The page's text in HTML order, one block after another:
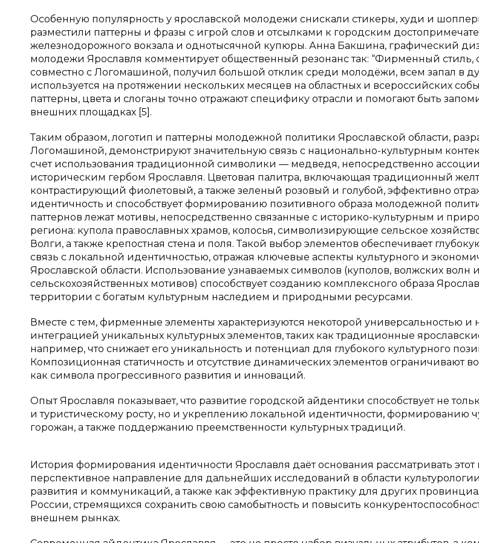
Особенную популярность у ярославской молодежи снискали стикеры, худи и
разместили паттерны и фразы с игрой слов и отсылками к городским
железнодорожного вокзала и однотысячной купюры. Анна Бакшина, графический
молодежи Ярославля комментирует общественный резонанс так: “Фирменный стиль,
совместно с Логомашиной, получил большой отклик среди молодёжи, всем запал в
используется на протяжении нескольких месяцев на областных и всероссийских
паттерны, цвета и слоганы точно отражают специфику отрасли и помогают быть
внешних площадках [5].
Таким образом, логотип и паттерны молодежной политики Ярославской области,
Логомашиной, демонстрируют значительную связь с национально-культурным
счет использования традиционной символики — медведя, непосредственно
историческим гербом Ярославля. Цветовая палитра, включающая традиционный
контрастирующий фиолетовый, а также зеленый розовый и голубой, эффективно
идентичность и способствует формированию позитивного образа молодежной
паттернов лежат мотивы, непосредственно связанные с историко-культурным и
региона: купола православных храмов, колосья, символизирующие сельское
Волги, а также крепостная стена и поля. Такой выбор элементов обеспечивает
связь с локальной идентичностью, отражая ключевые аспекты культурного и
Ярославской области. Использование узнаваемых символов (куполов, волжских волн и
сельскохозяйственных мотивов) способствует созданию комплексного образа
территории с богатым культурным наследием и природными ресурсами.
Вместе с тем, фирменные элементы характеризуются некоторой универсальностью и
интеграцией уникальных культурных элементов, таких как традиционные
например, что снижает его уникальность и потенциал для глубокого культурного
Композиционная статичность и отсутствие динамических элементов ограничивают
как символа прогрессивного развития и инноваций.
Опыт Ярославля показывает, что развитие городской айдентики способствует не
и туристическому росту, но и укреплению локальной идентичности, формированию
горожан, а также поддержанию преемственности культурных традиций.
История формирования идентичности Ярославля даёт основания рассматривать этот
перспективное направление для дальнейших исследований в области
развития и коммуникаций, а также как эффективную практику для других
России, стремящихся сохранить свою самобытность и повысить
внешнем рынках.